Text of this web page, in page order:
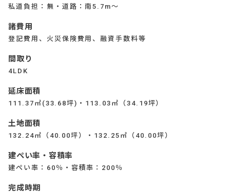
私道負担：無・道路：南5.7m～
諸費用
登記費用、火災保険費用、融資手数料等
間取り
4LDK
延床面積
111.37㎡(33.68坪)・113.03㎡（34.19坪）
土地面積
132.24㎡（40.00坪）・132.25㎡（40.00坪）
建ぺい率・容積率
建ぺい率：60％・容積率：200％
完成時期